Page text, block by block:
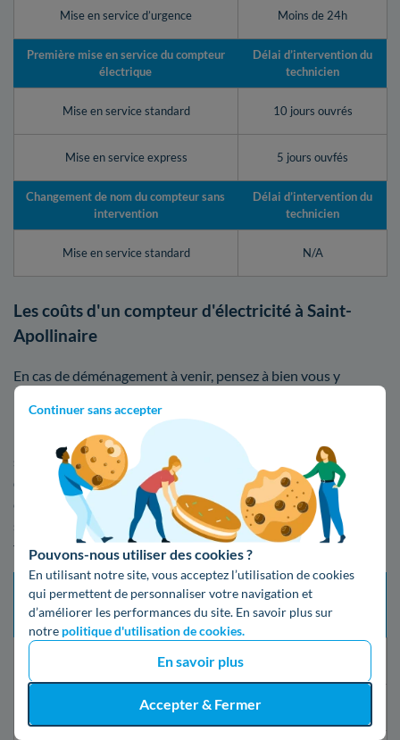
Continuer sans accepter
Pouvons-nous utiliser des cookies ?
En utilisant notre site, vous acceptez l’utilisation de cookies
qui permettent de personnaliser votre navigation et
d’améliorer les performances du site. En savoir plus sur
notre politique d'utilisation de cookies.
En savoir plus
Accepter & Fermer
Mise en service d’urgence Moins de 24h
Première mise en service du compteur
électrique
Délai d’intervention du
technicien
Mise en service standard 10 jours ouvrés
Mise en service express 5 jours ouvfés
Changement de nom du compteur sans
intervention
Délai d’intervention du
technicien
Mise en service standard N/A
Les coûts d'un compteur d'électricité à Saint-
Apollinaire
En cas de déménagement à venir, pensez à bien vous y
prendre tôt pour ce qui est de l'électricité dans votre
nouveau logement localisé dans votre nouvelle ville.
Effectivement, un certain délai, de quelques jours ou
semaines pour que la mise en service de votre compteur
d'électricité soit réalisée à Saint-Apollinaire. Veuillez trouver
ci-dessous le tableau des tarifs regroupant les multiples
services qui additionné à l'ouverture du compteur, font
fluctuer le coût de l'installation :
Type de mise en service
Délai d’intervention
maximum
Changement de fournisseur 21 jours
Mise en service standard 5 jours ouvrés